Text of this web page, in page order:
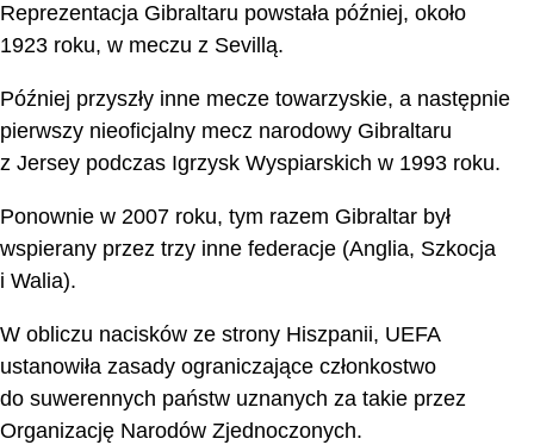
Reprezentacja Gibraltaru powstała później, około
1923 roku, w meczu z Sevillą.
Później przyszły inne mecze towarzyskie, a następnie
pierwszy nieoficjalny mecz narodowy Gibraltaru
z Jersey podczas Igrzysk Wyspiarskich w 1993 roku.
Ponownie w 2007 roku, tym razem Gibraltar był
wspierany przez trzy inne federacje (Anglia, Szkocja
i Walia).
W obliczu nacisków ze strony Hiszpanii, UEFA
ustanowiła zasady ograniczające członkostwo
do suwerennych państw uznanych za takie przez
Organizację Narodów Zjednoczonych.